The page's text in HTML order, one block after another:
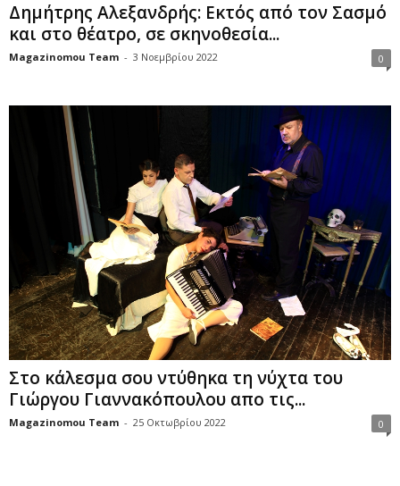
Δημήτρης Αλεξανδρής: Εκτός από τον Σασμό
και στο θέατρο, σε σκηνοθεσία...
Magazinomou Team - 3 Νοεμβρίου 2022 0
Στο κάλεσμα σου ντύθηκα τη νύχτα του
Γιώργου Γιαννακόπουλου απο τις...
Magazinomou Team - 25 Οκτωβρίου 2022 0